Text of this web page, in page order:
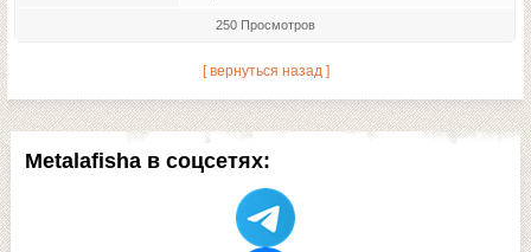
Metalafisha в соцсетях:
250 Просмотров
[ вернуться назад ]